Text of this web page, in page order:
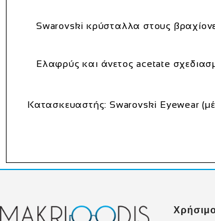
Swarovski κρύσταλλα στους
Ελαφρύς και άνετος acetate
Κατασκευαστής: Swarovski Eyewear